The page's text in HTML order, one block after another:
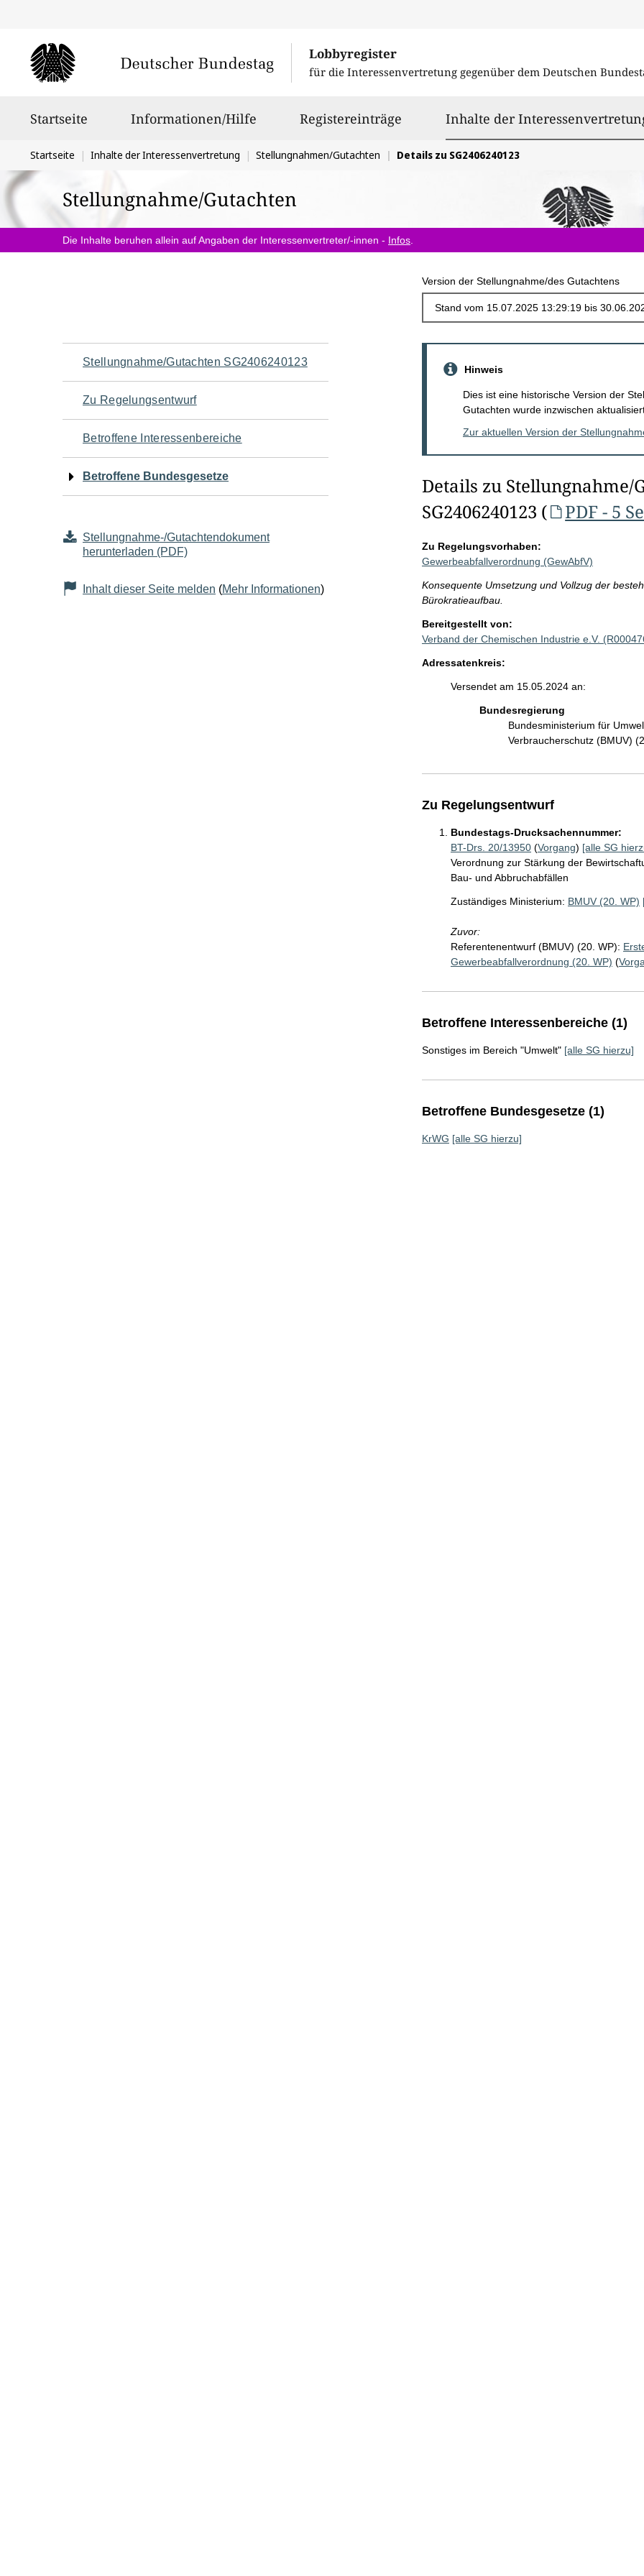
Lobbyregister
für die Interessenvertretung gegenüber dem Deutschen
Startseite Informationen/Hilfe Registereinträge Inhalte der
Sie
befinden
sich
hier:
Startseite Inhalte der Interessenvertretung Stellungnahmen/Gutachten Details zu SG2406240123
Stellungnahme/Gutachten
Die Inhalte beruhen allein auf Angaben der Interessenvertreter/-innen - Infos
Version der Stellungnahme/des Gutachtens
Navigation
für
den
Seiteninhalt
Stellungnahme/Gutachten SG2406240123
Zu Regelungsentwurf
Betroffene Interessenbereiche
Betroffene Bundesgesetze
Stellungnahme-/Gutachtendokument
herunterladen (PDF)
Inhalt dieser Seite melden (Mehr Informationen)
Hinweis
Dies ist eine historische Version der
Gutachten wurde inzwischen
Zur aktuellen Version der
Details zu Stellungnahme/
SG2406240123 (
PDF - 5
Zu Regelungsvorhaben:
Gewerbeabfallverordnung (GewAbfV)
Konsequente Umsetzung und Vollzug der
Bürokratieaufbau.
Bereitgestellt von:
Verband der Chemischen Industrie e.V.
Adressatenkreis:
Versendet am 15.05.2024 an:
Bundesregierung
Bundesministerium für
Verbraucherschutz (BMUV)
Zu Regelungsentwurf
Bundestags-Drucksachennummer:
BT-Drs. 20/13950(Vorgang) [alle SG
Verordnung zur Stärkung der
Bau- und Abbruchabfällen
Zuständiges Ministerium: BMUV (20. WP)
Zuvor:
Referentenentwurf (BMUV) (20. WP):
Gewerbeabfallverordnung (20. WP) (
Betroffene Interessenbereiche (1)
Sonstiges im Bereich "Umwelt" [alle SG hierzu]
Betroffene Bundesgesetze (1)
KrWG [alle SG hierzu]